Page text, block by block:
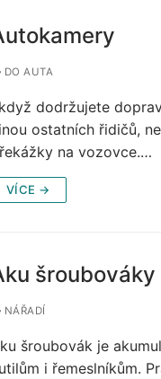
DO AUTA
dodržujete
ostatních řidičů,
na vozovce.…
VÍCE →
šroubováky
NÁŘADÍ
šroubovák je
i řemeslníkům.